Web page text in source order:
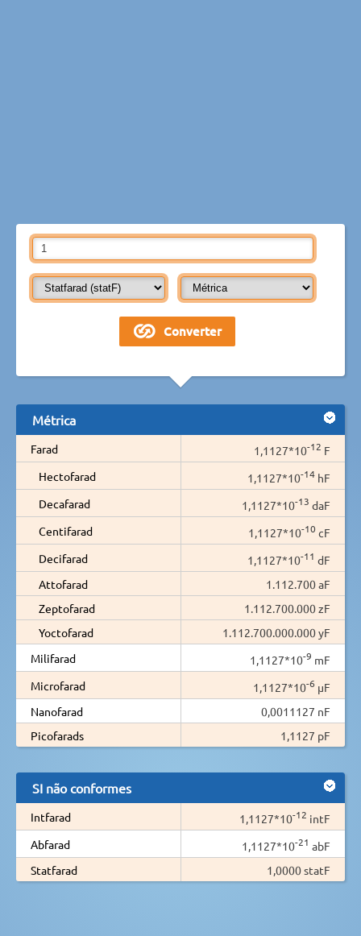
Métrica
Farad 1,1127*10-12 F
Hectofarad
1,1127*10-14 hF
Decafarad
1,1127*10-13 daF
Centifarad
1,1127*10-10 cF
Decifarad
1,1127*10-11 dF
Attofarad
1.112.700 aF
Zeptofarad
1.112.700.000 zF
Yoctofarad
1.112.700.000.000 yF
Milifarad
1,1127*10-9 mF
Microfarad
1,1127*10-6 µF
Nanofarad
0,0011127 nF
Picofarads
1,1127 pF
SI não conformes
Intfarad 1,1127*10-12 intF
Abfarad
1,1127*10-21 abF
Statfarad
1,0000 statF